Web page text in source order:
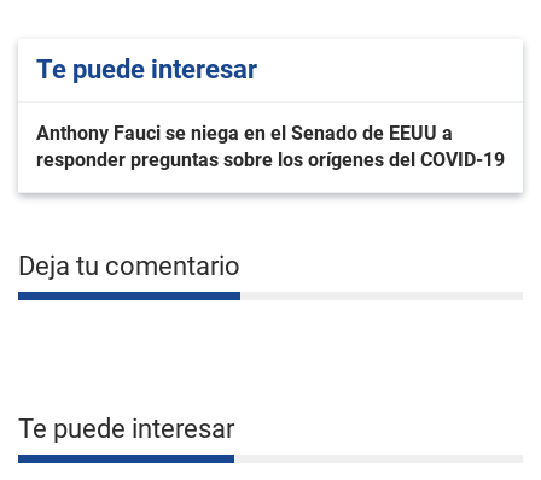
Te puede interesar
Anthony Fauci se niega en el Senado de EEUU a
responder preguntas sobre los orígenes del COVID-19
Deja tu comentario
Te puede interesar